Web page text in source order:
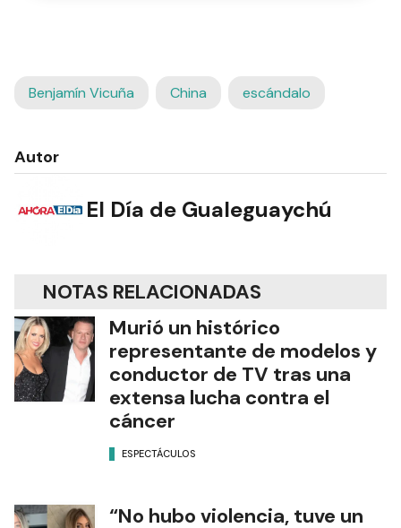
Benjamín Vicuña China escándalo
Autor
El Día de Gualeguaychú
NOTAS RELACIONADAS
Murió un histórico
representante de modelos y
conductor de TV tras una
extensa lucha contra el
cáncer
ESPECTÁCULOS
“No hubo violencia, tuve un